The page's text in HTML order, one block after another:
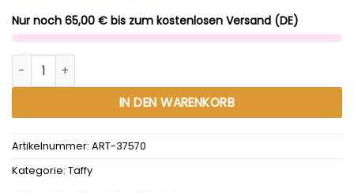
Nur noch 65,00 € bis zum kostenlosen Versand (DE)
Eierlikör Taffy 1 Stück Menge
IN DEN WARENKORB
Alternative:
Artikelnummer: ART-37570
Kategorie: Taffy